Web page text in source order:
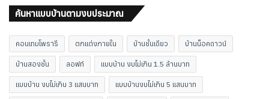
ค้นหาแบบบ้านตามงบประมาณ
คอนเทมโพรารี ตกแต่งภายใน บ้านชั้นเดียว บ้านน็อคดาวน์
บ้านสองชั้น ลอฟท์ แบบบ้าน งบไม่เกิน 1.5 ล้านบาท
แบบบ้าน งบไม่เกิน 3 แสนบาท แบบบ้านงบไม่เกิน 5 แสนบาท